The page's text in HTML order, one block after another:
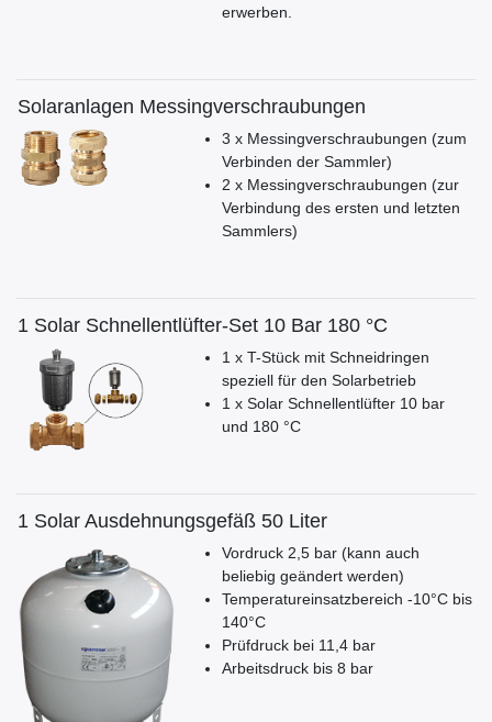
erwerben.
Solaranlagen Messingverschraubungen
3 x Messingverschraubungen (zum
Verbinden der Sammler)
2 x Messingverschraubungen (zur
Verbindung des ersten und letzten
Sammlers)
1 Solar Schnellentlüfter-Set 10 Bar 180 °C
1 x T-Stück mit Schneidringen
speziell für den Solarbetrieb
1 x Solar Schnellentlüfter 10 bar
und 180 °C
1 Solar Ausdehnungsgefäß 50 Liter
Vordruck 2,5 bar (kann auch
beliebig geändert werden)
Temperatureinsatzbereich -10°C bis
140°C
Prüfdruck bei 11,4 bar
Arbeitsdruck bis 8 bar